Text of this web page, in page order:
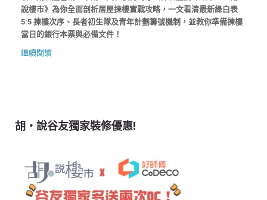
說樓市》為你全面剖析居屋揀樓實戰攻略，一文看清最新綠白表
5:5 揀樓次序、長者初生隊及青年計劃籌號機制，並教你準備揀樓
當日的銀行本票與必備文件！
繼續閱讀
胡‧說谷友獨家裝修優惠!